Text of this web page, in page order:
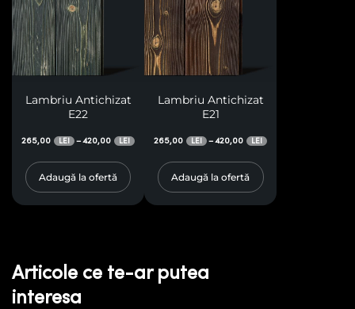
Lambriu Antichizat
E22
265,00 LEI –420,00 LEI
Adaugă la ofertă
Lambriu Antichizat
E21
265,00 LEI –420,00 LEI
Adaugă la ofertă
Articole ce te-ar putea
interesa